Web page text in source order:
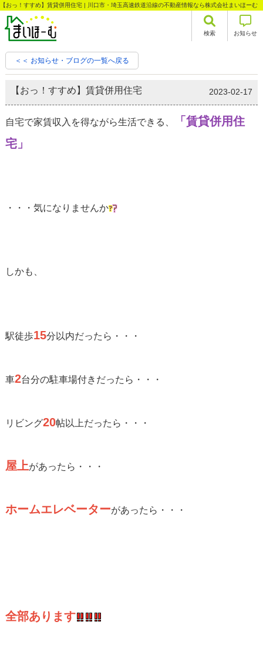
【おっ！すすめ】賃貸併用住宅 | 川口市・埼玉高速鉄道沿線の不動産情報なら株式会社まいほーむ
検索 お知らせ
＜＜ お知らせ・ブログの一覧へ戻る
【おっ！すすめ】賃貸併用住宅 2023-02-17
自宅で家賃収入を得ながら生活できる、
「賃貸併用住
宅」
・・・気になりませんか
しかも、
駅徒歩15分以内だったら・・・
車2台分の駐車場付きだったら・・・
リビング20帖以上だったら・・・
屋上があったら・・・
ホームエレベーターがあったら・・・
全部あります